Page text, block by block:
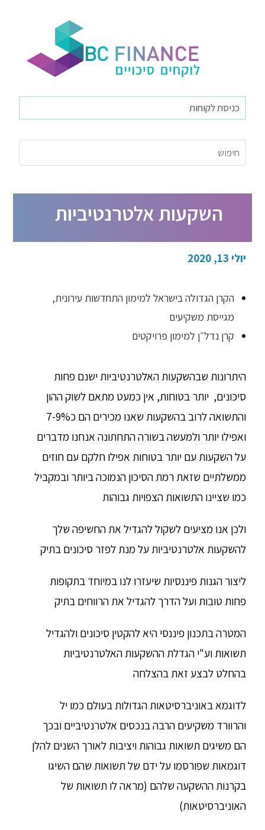
כניסת לקוחות
השקעות אלטרנטיביות
יולי 13, 2020
הקרן הגדולה בישראל למימון התחדשות עירונית,
מגייסת משקיעים
קרן נדל״ן למימון פרויקטים
היתרונות שבהשקעות האלטרנטיביות ישנם פחות
סיכונים, יותר בטוחות, אין כמעט מתאם לשוק ההון
והתשואה לרוב בהשקעות שאנו מכירים הם כ7-9%
ואפילו יותר ולמעשה בשורה התחתונה אנחנו מדברים
על השקעות עם יותר בטוחות אפילו חלקם עם חוזים
ממשלתיים שזאת רמת הסיכון הנמוכה ביותר ובמקביל
כמו שציינו התשואות הצפויות גבוהות
ולכן אנו מציעים לשקול להגדיל את החשיפה שלך
להשקעות אלטרנטיביות על מנת לפזר סיכונים בתיק
ליצור הגנות פיננסיות שיעזרו לנו במיוחד בתקופות
פחות טובות ועל הדרך להגדיל את הרווחים בתיק
המטרה בתכנון פיננסי היא להקטין סיכונים ולהגדיל
תשואות וע"י הגדלת ההשקעות האלטרנטיביות
בהחלט לבצע זאת בהצלחה
לדוגמא באוניברסיטאות הגדולות בעולם כמו יל
והרוורד משקיעים הרבה בנכסים אלטרנטיביים ובכך
הם משיגים תשואות גבוהות ויציבות לאורך השנים להלן
דוגמאות שפורסמו על ידם של תשואות שהם השיגו
בקרנות ההשקעה שלהם (מראה לו תשואות של
האוניברסיטאות)